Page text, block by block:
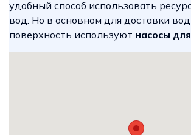
удобный способ использовать
вод. Но в основном для доставки
поверхность используют насосы